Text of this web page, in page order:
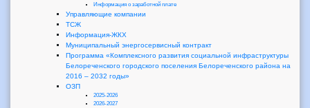
Информация о заработной плате
Управляющие компании
ТСЖ
Информация-ЖКХ
Муниципальный энергосервисный контракт
Программа «Комплексного развития социальной инфраструктуры
Белореченского городского поселения Белореченского района на
2016 – 2032 годы»
ОЗП
2025-2026
2026-2027